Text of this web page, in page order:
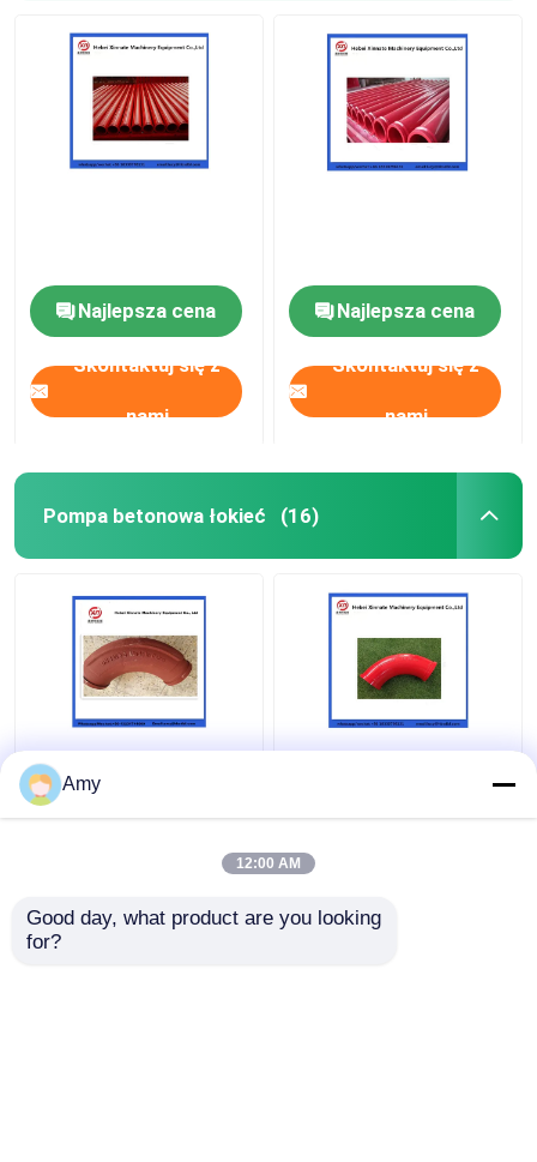
Najlepsza cena
Skontaktuj się z
nami
Najlepsza cena
Skontaktuj się z
nami
Pompa betonowa łokieć (16)
Skontaktuj się z Skontaktuj się z
Amy
12:00 AM
Good day, what product are you looking
for?